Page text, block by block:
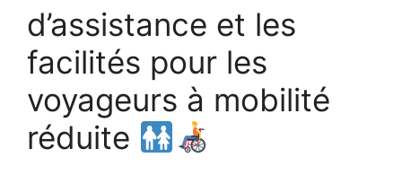
d’assistance et les
facilités pour les
voyageurs à mobilité
réduite